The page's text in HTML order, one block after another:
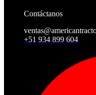
Contáctanos
+51 934 899 604